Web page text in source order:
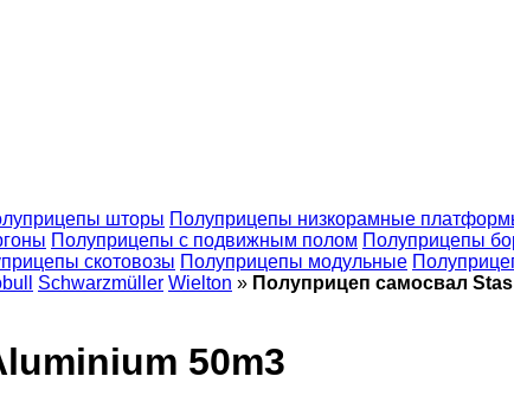
шторы Полуприцепы низкорамные
Полуприцепы с подвижным полом Полуприцепы
скотовозы Полуприцепы модульные
Schwarzmüller Wielton » Полуприцеп самосвал
50m3